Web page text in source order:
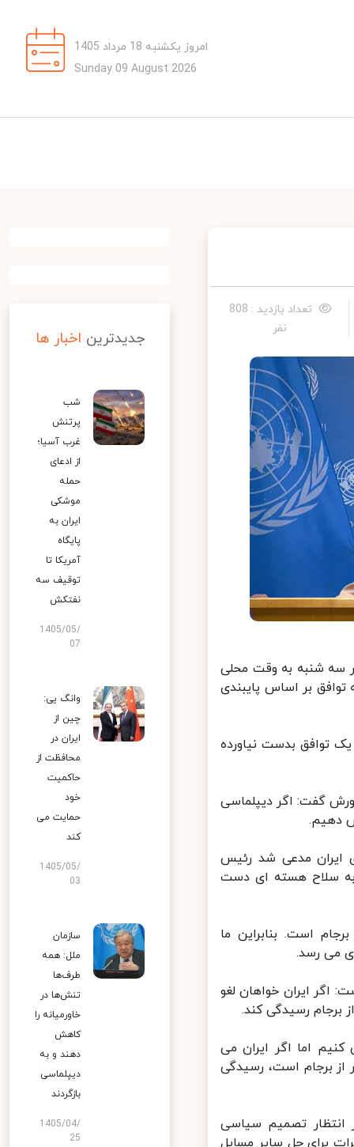
امروز یکشنبه 18 مرداد 1405
Sunday 09 August 2026
تعداد بازدید : 808
نفر
سه شنبه به وقت محلی
بر اساس پایبندی
توافق بدست نیاورده
گفت: اگر دیپلماسی
دهیم.
مدعی شد رئیس
به سلاح هسته ای دست
است. بنابراین ما
می رسد.
اگر ایران خواهان لغو
اما اگر ایران می
از برجام است، رسیدگی
تصمیم سیاسی
برای حل سایر مسایل
جدیدترین اخبار ها
شب
پرتنش
غرب آسیا؛
از ادعای
حمله
موشکی
ایران به
پایگاه
آمریکا تا
توقیف سه
نفتکش
1405/05/
07
وانگ یی:
چین از
ایران در
محافظت از
حاکمیت
خود
حمایت می
کند
1405/05/
03
سازمان
ملل: همه
طرف‌ها
تنش‌ها در
خاورمیانه را
کاهش
دهند و به
دیپلماسی
بازگردند
1405/04/
25